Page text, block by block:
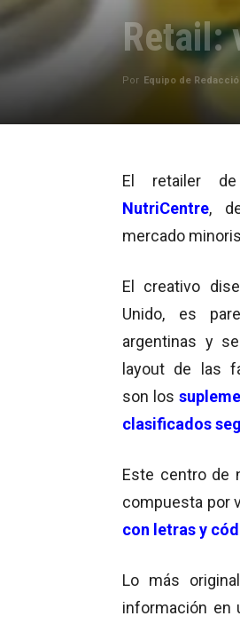
Retail:
Por Equipo de
El retailer de
NutriCentre,
mercado
El creativo
Unido, es
argentinas y
layout de las
son los
clasificados
Este centro de
compuesta por
con letras y
Lo más
información en